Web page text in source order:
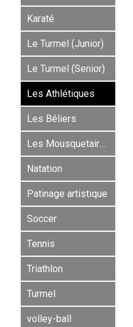
Karaté
Le Turmel (Junior)
Le Turmel (Senior)
Les Athlétiques
Les Béliers
Les Mousquetaires
Natation
Patinage artistique
Soccer
Tennis
Triathlon
Turmel
volley-ball